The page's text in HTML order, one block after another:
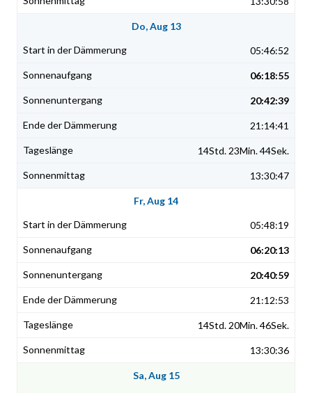
Do, Aug 13
05:46:52
06:18:55
20:42:39
21:14:41
14Std. 23Min. 44Sek.
13:30:47
Fr, Aug 14
05:48:19
06:20:13
20:40:59
21:12:53
14Std. 20Min. 46Sek.
13:30:36
Sa, Aug 15